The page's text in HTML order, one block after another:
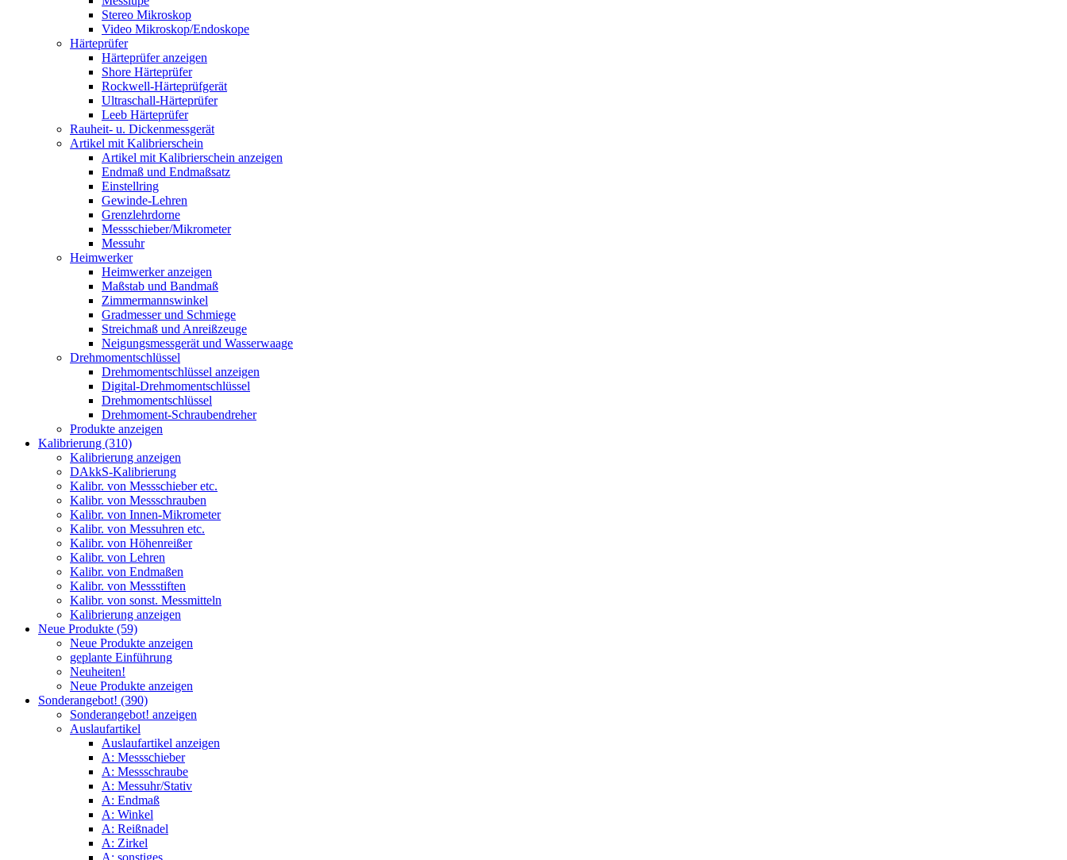
Stereo Mikroskop
Video Mikroskop/Endoskope
Härteprüfer
Härteprüfer anzeigen
Shore Härteprüfer
Rockwell-Härteprüfgerät
Ultraschall-Härteprüfer
Leeb Härteprüfer
Rauheit- u. Dickenmessgerät
Artikel mit Kalibrierschein
Artikel mit Kalibrierschein anzeigen
Endmaß und Endmaßsatz
Einstellring
Gewinde-Lehren
Grenzlehrdorne
Messschieber/Mikrometer
Messuhr
Heimwerker
Heimwerker anzeigen
Maßstab und Bandmaß
Zimmermannswinkel
Gradmesser und Schmiege
Streichmaß und Anreißzeuge
Neigungsmessgerät und Wasserwaage
Drehmomentschlüssel
Drehmomentschlüssel anzeigen
Digital-Drehmomentschlüssel
Drehmomentschlüssel
Drehmoment-Schraubendreher
Produkte anzeigen
Kalibrierung (310)
Kalibrierung anzeigen
DAkkS-Kalibrierung
Kalibr. von Messschieber etc.
Kalibr. von Messschrauben
Kalibr. von Innen-Mikrometer
Kalibr. von Messuhren etc.
Kalibr. von Höhenreißer
Kalibr. von Lehren
Kalibr. von Endmaßen
Kalibr. von Messstiften
Kalibr. von sonst. Messmitteln
Kalibrierung anzeigen
Neue Produkte (59)
Neue Produkte anzeigen
geplante Einführung
Neuheiten!
Neue Produkte anzeigen
Sonderangebot! (390)
Sonderangebot! anzeigen
Auslaufartikel
Auslaufartikel anzeigen
A: Messschieber
A: Messschraube
A: Messuhr/Stativ
A: Endmaß
A: Winkel
A: Reißnadel
A: Zirkel
A: sonstiges